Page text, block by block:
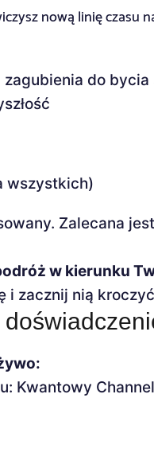
nową linię czasu
do
wszystkich)
Zalecana
w kierunku
i zacznij nią
Kwantowy